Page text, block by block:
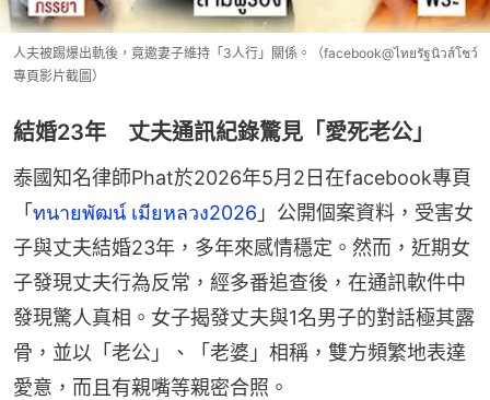
人夫被踢爆出軌後，竟邀妻子維持「3人行」關係。（facebook@ไทยรัฐนิวส์โชว์
專頁影片截圖）
結婚23年 丈夫通訊紀錄驚見「愛死老公」
泰國知名律師Phat於2026年5月2日在facebook專頁
「 ทนายพัฒน์ เมียหลวง2026 」公開個案資料，受害女
子與丈夫結婚23年，多年來感情穩定。然而，近期女
子發現丈夫行為反常，經多番追查後，在通訊軟件中
發現驚人真相。女子揭發丈夫與1名男子的對話極其露
骨，並以「老公」、「老婆」相稱，雙方頻繁地表達
愛意，而且有親嘴等親密合照。